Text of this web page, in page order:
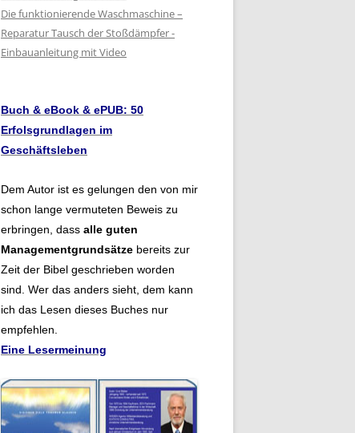
Die funktionierende Waschmaschine –
Reparatur Tausch der Stoßdämpfer -
Einbauanleitung mit Video
Buch & eBook & ePUB: 50
Erfolsgrundlagen im
Geschäftsleben
Dem Autor ist es gelungen den von mir
schon lange vermuteten Beweis zu
erbringen, dass alle guten
Managementgrundsätze bereits zur
Zeit der Bibel geschrieben worden
sind. Wer das anders sieht, dem kann
ich das Lesen dieses Buches nur
empfehlen.
Eine Lesermeinung